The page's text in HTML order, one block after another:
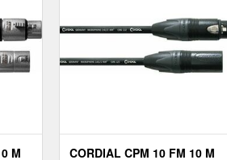
M
CORDIAL CPM 10 FM 10 M